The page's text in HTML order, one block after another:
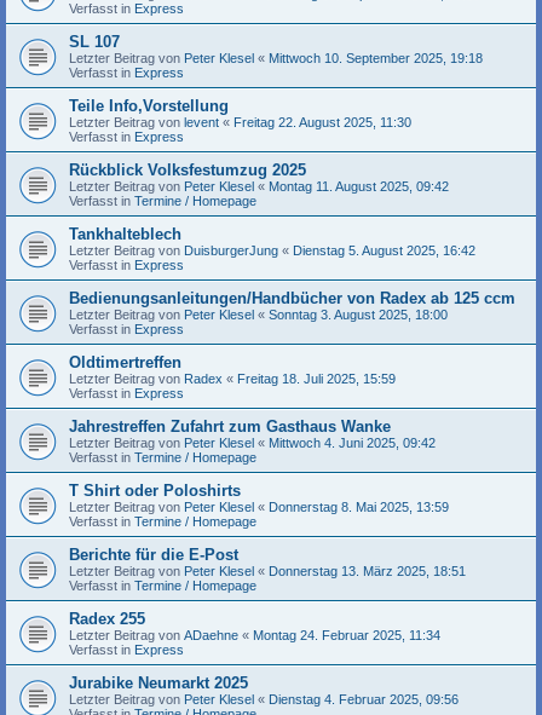
Verfasst in Express
SL 107
Letzter Beitrag von Peter Klesel « Mittwoch 10. September 2025, 19:18
Verfasst in Express
Teile Info,Vorstellung
Letzter Beitrag von levent « Freitag 22. August 2025, 11:30
Verfasst in Express
Rückblick Volksfestumzug 2025
Letzter Beitrag von Peter Klesel « Montag 11. August 2025, 09:42
Verfasst in Termine / Homepage
Tankhalteblech
Letzter Beitrag von DuisburgerJung « Dienstag 5. August 2025, 16:42
Verfasst in Express
Bedienungsanleitungen/Handbücher von Radex ab 125 ccm
Letzter Beitrag von Peter Klesel « Sonntag 3. August 2025, 18:00
Verfasst in Express
Oldtimertreffen
Letzter Beitrag von Radex « Freitag 18. Juli 2025, 15:59
Verfasst in Express
Jahrestreffen Zufahrt zum Gasthaus Wanke
Letzter Beitrag von Peter Klesel « Mittwoch 4. Juni 2025, 09:42
Verfasst in Termine / Homepage
T Shirt oder Poloshirts
Letzter Beitrag von Peter Klesel « Donnerstag 8. Mai 2025, 13:59
Verfasst in Termine / Homepage
Berichte für die E-Post
Letzter Beitrag von Peter Klesel « Donnerstag 13. März 2025, 18:51
Verfasst in Termine / Homepage
Radex 255
Letzter Beitrag von ADaehne « Montag 24. Februar 2025, 11:34
Verfasst in Express
Jurabike Neumarkt 2025
Letzter Beitrag von Peter Klesel « Dienstag 4. Februar 2025, 09:56